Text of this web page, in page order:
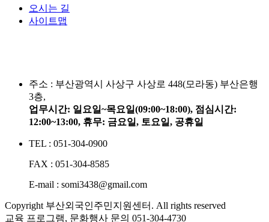
오시는 길
사이트맵
주소 : 부산광역시 사상구 사상로 448(모라동) 부산은행
3층,
업무시간: 일요일~목요일(09:00~18:00), 점심시간:
12:00~13:00, 휴무: 금요일, 토요일, 공휴일
TEL : 051-304-0900
FAX : 051-304-8585
E-mail : somi3438@gmail.com
Copyright 부산외국인주민지원센터. All rights reserved
교육 프로그램, 문화행사 문의 051-304-4730